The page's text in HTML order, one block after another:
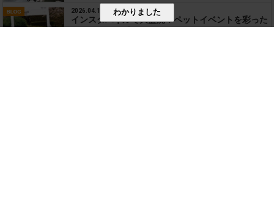
2026.04.10
インスタパネルで大盛況！ペットイベントを彩った
わかりました